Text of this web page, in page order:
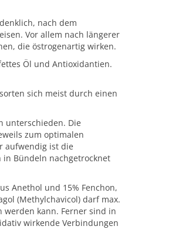
nach dem
Vor allem nach längerer
die östrogenartig wirken.
Öl und Antioxidantien.
sich meist durch einen
unterschieden. Die
zum optimalen
aufwendig ist die
in Bündeln nachgetrocknet
Anethol und 15% Fenchon,
(Methylchavicol) darf max.
werden kann. Ferner sind in
wirkende Verbindungen